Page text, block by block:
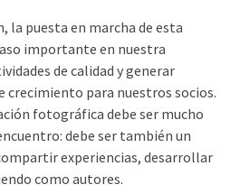
la puesta en marcha de esta
importante en nuestra
de calidad y generar
crecimiento para nuestros socios.
fotográfica debe ser mucho
debe ser también un
experiencias, desarrollar
como autores.